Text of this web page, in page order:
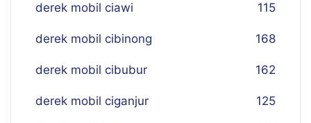
derek mobil ciawi 115
derek mobil cibinong 168
derek mobil cibubur 162
derek mobil ciganjur 125